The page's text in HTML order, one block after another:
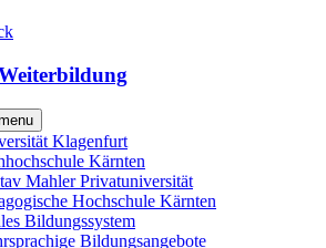
Klagenfurt
Kärnten
Mahler Privatuniversität
Hochschule Kärnten
Bildungssystem
Bildungsangebote